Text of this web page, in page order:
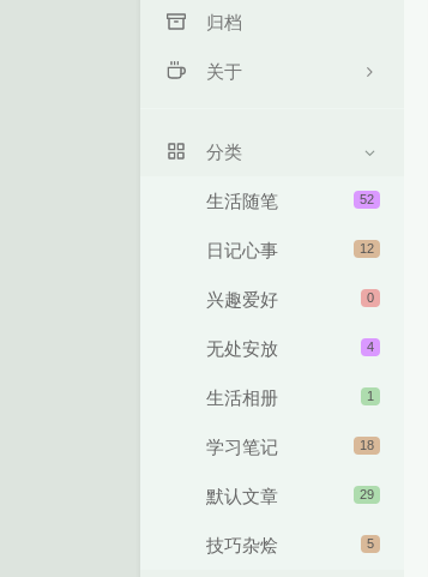
归档
关于
分类
52
生活随笔
12
日记心事
0
兴趣爱好
4
无处安放
1
生活相册
18
学习笔记
29
默认文章
5
技巧杂烩